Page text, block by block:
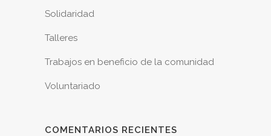
Solidaridad
Talleres
Trabajos en beneficio de la comunidad
Voluntariado
COMENTARIOS RECIENTES